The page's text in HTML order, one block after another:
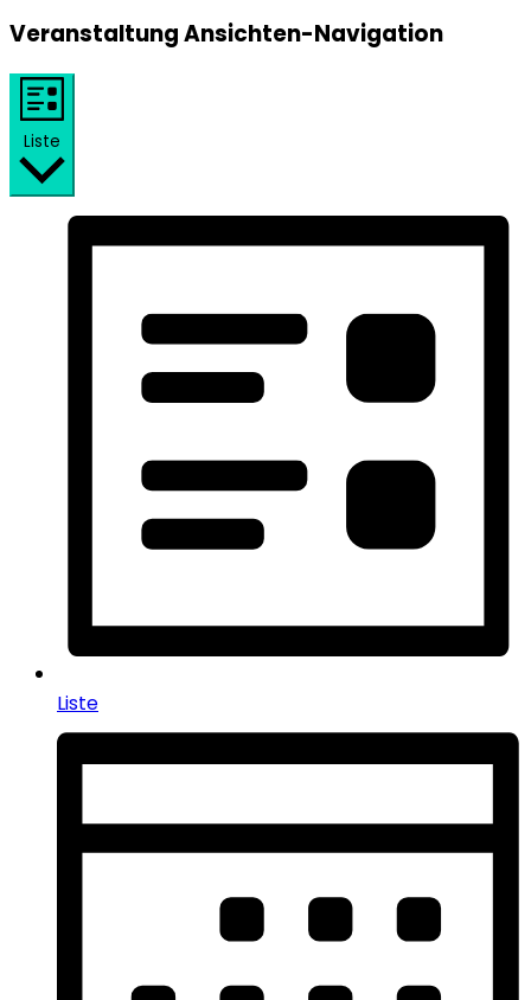
Veranstaltung Ansichten-Navigation
Liste
Liste